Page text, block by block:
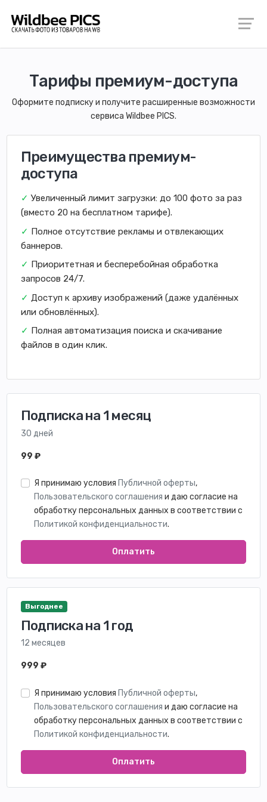
Тарифы премиум-доступа
Оформите подписку и получите расширенные возможности
сервиса Wildbee PICS.
Преимущества премиум-
доступа
✓ Увеличенный лимит загрузки: до 100 фото за раз
(вместо 20 на бесплатном тарифе).
✓ Полное отсутствие рекламы и отвлекающих
баннеров.
✓ Приоритетная и бесперебойная обработка
запросов 24/7.
✓ Доступ к архиву изображений (даже удалённых
или обновлённых).
✓ Полная автоматизация поиска и скачивание
файлов в один клик.
Подписка на 1 месяц
30 дней
99 ₽
Я принимаю условия Публичной оферты,
Пользовательского соглашения и даю согласие на
обработку персональных данных в соответствии с
Политикой конфиденциальности.
Оплатить
Выгоднее
Подписка на 1 год
12 месяцев
999 ₽
Я принимаю условия Публичной оферты,
Пользовательского соглашения и даю согласие на
обработку персональных данных в соответствии с
Политикой конфиденциальности.
Оплатить